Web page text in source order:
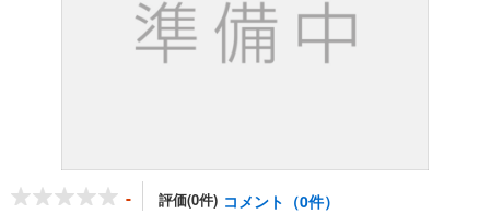
- 評価(0件) コメント（0件）